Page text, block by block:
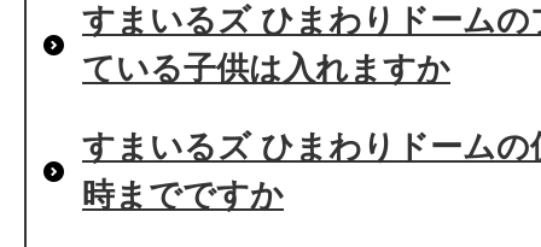
すまいるズ ひまわりドーム
ている子供は入れますか
すまいるズ ひまわりドームの
時までですか